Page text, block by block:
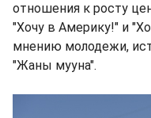
отношения к росту
"Хочу в Америку!" и
мнению молодежи,
"Жаны мууна".